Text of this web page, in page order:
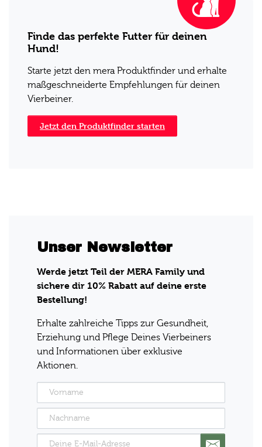
Finde das perfekte Futter für deinen
Hund!
Starte jetzt den mera Produktfinder und erhalte
maßgeschneiderte Empfehlungen für deinen
Vierbeiner.
Jetzt den Produktfinder starten
Unser Newsletter
Werde jetzt Teil der MERA Family und
sichere dir 10% Rabatt auf deine erste
Bestellung!
Erhalte zahlreiche Tipps zur Gesundheit,
Erziehung und Pflege Deines Vierbeiners
und Informationen über exklusive
Aktionen.